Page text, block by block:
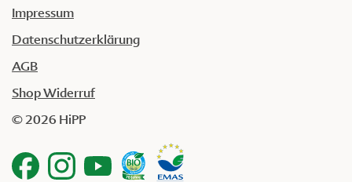
Impressum
Datenschutzerklärung
AGB
Shop Widerruf
© 2026 HiPP